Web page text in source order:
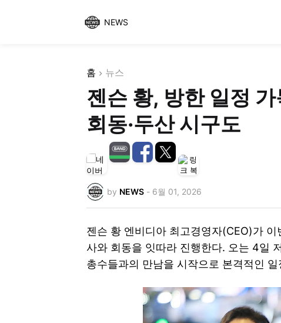
NEWS
홈 뉴스
젠슨 황, 방한 일정
회동·두산 시구도
by NEWS - 6월 01, 2026
젠슨 황 엔비디아 최고경영자(CEO)가
사와 회동을 잇따라 진행한다. 오는 4일
총수들과의 만남을 시작으로 본격적인